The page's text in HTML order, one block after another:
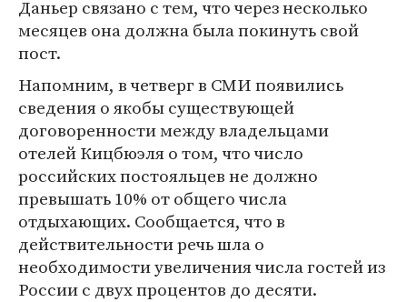
Даньер связано с тем, что через несколько
месяцев она должна была покинуть свой
пост.
Напомним, в четверг в СМИ появились
сведения о якобы существующей
договоренности между владельцами
отелей Кицбюэля о том, что число
российских постояльцев не должно
превышать 10% от общего числа
отдыхающих. Сообщается, что в
действительности речь шла о
необходимости увеличения числа гостей из
России с двух процентов до десяти.